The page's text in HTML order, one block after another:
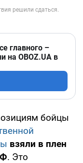
главного –
на OBOZ.UA в
бойцы
взяли в плен
. Это